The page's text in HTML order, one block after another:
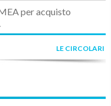
per acquisto
LE CIRCOLARI